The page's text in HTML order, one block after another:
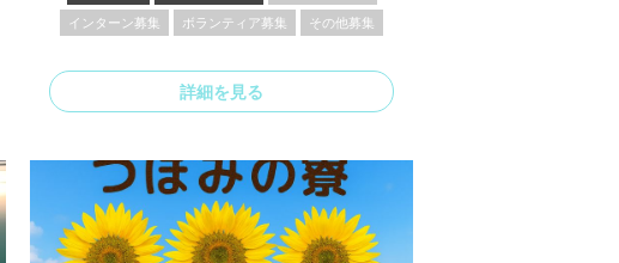
インターン募集 ボランティア募集 その他募集
詳細を見る